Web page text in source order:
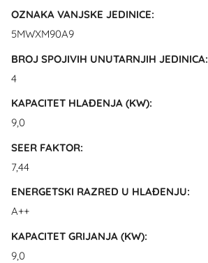
OZNAKA VANJSKE JEDINICE:
5MWXM90A9
BROJ SPOJIVIH UNUTARNJIH JEDINICA:
4
KAPACITET HLAĐENJA (KW):
9,0
SEER FAKTOR:
7,44
ENERGETSKI RAZRED U HLAĐENJU:
A++
KAPACITET GRIJANJA (KW):
9,0